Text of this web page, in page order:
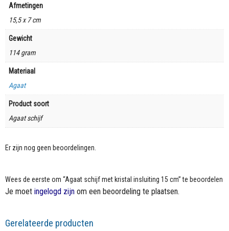
Afmetingen
15,5 x 7 cm
Gewicht
114 gram
Materiaal
Agaat
Product soort
Agaat schijf
Er zijn nog geen beoordelingen.
Wees de eerste om “Agaat schijf met kristal insluiting 15 cm” te beoordelen
Je moet ingelogd zijn om een beoordeling te plaatsen.
Gerelateerde producten